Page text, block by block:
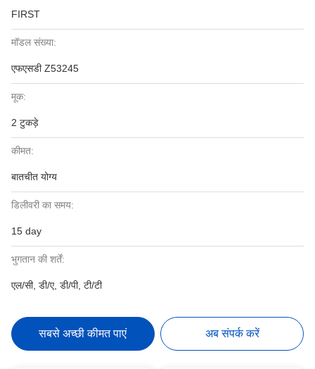
FIRST
मॉडल संख्या:
एफएसडी Z53245
मूक:
2 टुकड़े
कीमत:
बातचीत योग्य
डिलीवरी का समय:
15 day
भुगतान की शर्तें:
एल/सी, डी/ए, डी/पी, टी/टी
सबसे अच्छी कीमत पाएं अब संपर्क करें